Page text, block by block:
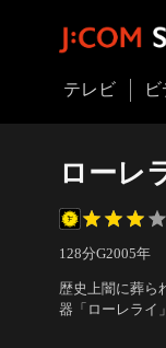
テレビ
ローレ
128分G2005年
歴史上闇に葬ら
器「ローレライ